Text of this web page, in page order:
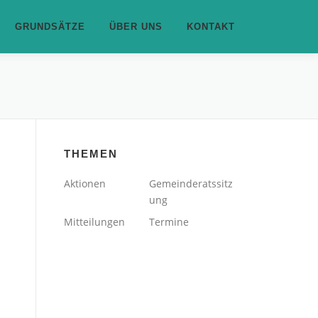
GRUNDSÄTZE ÜBER UNS KONTAKT
THEMEN
Aktionen
Gemeinderatssitz
ung
Mitteilungen
Termine